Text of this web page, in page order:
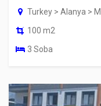
Turkey > Alanya >
100 m2
3 Soba